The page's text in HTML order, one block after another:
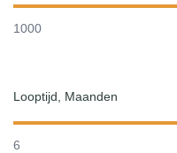
1000
Looptijd, Maanden
6